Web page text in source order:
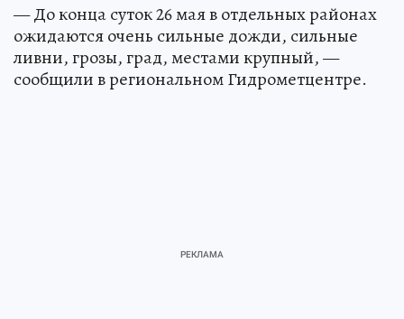
— До конца суток 26 мая в отдельных районах
ожидаются очень сильные дожди, сильные
ливни, грозы, град, местами крупный, —
сообщили в региональном Гидрометцентре.